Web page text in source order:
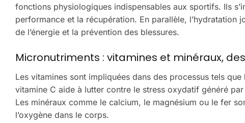
fonctions physiologiques indispensables aux sportifs. Ils
performance et la récupération. En parallèle,
de l’énergie et la prévention des blessures.
Micronutriments : vitamines et minéraux,
Les vitamines sont impliquées dans des processus tels
vitamine C aide à lutter contre le stress oxydatif généré
Les minéraux comme le calcium, le magnésium ou le fer
l’oxygène dans le corps.